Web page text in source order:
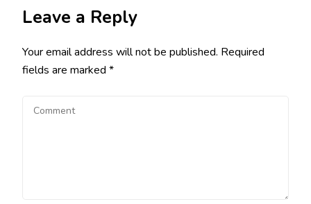
Leave a Reply
Your email address will not be published. Required
fields are marked *